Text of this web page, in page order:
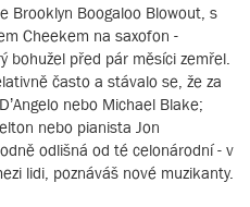
Brooklyn Boogaloo Blowout, s
Cheekem na saxofon -
bohužel před pár měsíci zemřel.
často a stávalo se, že za
nebo Michael Blake;
nebo pianista Jon
odlišná od té celonárodní - v
lidi, poznáváš nové muzikanty.